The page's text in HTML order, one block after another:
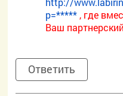
p=***** , где
Ваш
Ответить